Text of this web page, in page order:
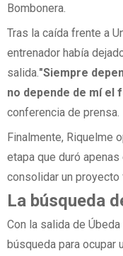
Bombonera.
Tras la caída frente a
entrenador había
salida."Siempre
no depende de mí el
conferencia de prensa.
Finalmente, Riquelme
etapa que duró
consolidar un
La búsqueda
Con la salida de
búsqueda para ocupar